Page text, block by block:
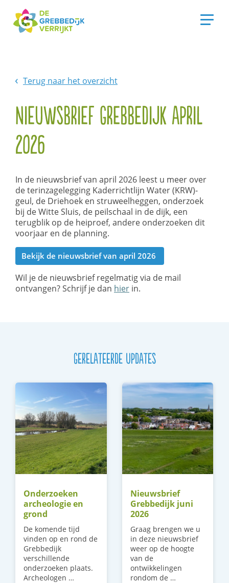
Terug naar het overzicht
Nieuwsbrief Grebbedijk april
2026
In de nieuwsbrief van april 2026 leest u meer over
de terinzagelegging Kaderrichtlijn Water (KRW)-
geul, de Driehoek en struweelheggen, onderzoek
bij de Witte Sluis, de peilschaal in de dijk, een
terugblik op de heiproef, andere onderzoeken dit
voorjaar en de planning.
Bekijk de nieuwsbrief van april 2026
Wil je de nieuwsbrief regelmatig via de mail
ontvangen? Schrijf je dan hier in.
Gerelateerde updates
Onderzoeken
archeologie en
grond
De komende tijd
vinden op en rond de
Grebbedijk
verschillende
onderzoeken plaats.
Archeologen …
Nieuwsbrief
Grebbedijk juni
2026
Graag brengen we u
in deze nieuwsbrief
weer op de hoogte
van de
ontwikkelingen
rondom de …